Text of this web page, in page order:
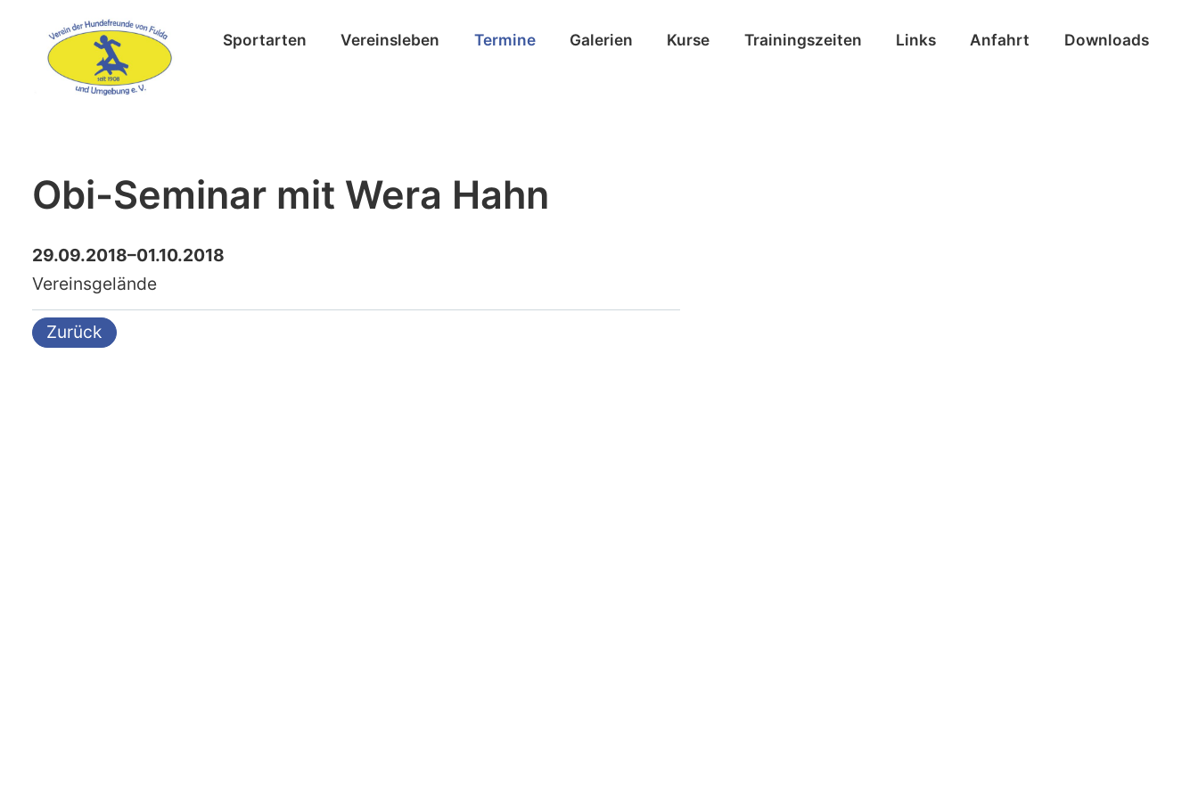
Sportarten Vereinsleben Termine Galerien Kurse Trainingszeiten Links Anfahrt Downloads
Obi-Seminar mit Wera Hahn
29.09.2018–01.10.2018
Vereinsgelände
Zurück